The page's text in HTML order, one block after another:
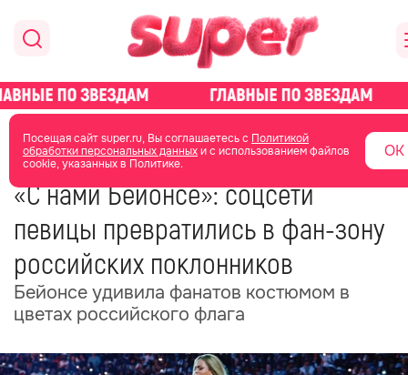
Посещая сайт super.ru, Вы соглашаетесь с Политикой
обработки персональных данныхи с использованием файлов
cookie, указанных в Политике.
ОК
главная новости о звездах новости
08 июля 2025 12:05
«С нами Бейонсе»: соцсети
певицы превратились в фан-зону
российских поклонников
Бейонсе удивила фанатов костюмом в
цветах российского флага